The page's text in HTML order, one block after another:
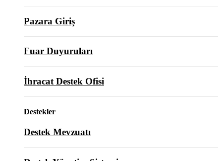
Pazara Giriş
Fuar Duyuruları
İhracat Destek Ofisi
Destekler
Destek Mevzuatı